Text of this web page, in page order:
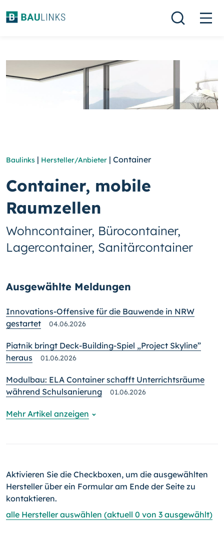
Baulinks | Hersteller/Anbieter | Container
Container, mobile
Raumzellen
Wohncontainer, Bürocontainer,
Lagercontainer, Sanitärcontainer
Ausgewählte Meldungen
Innovations-Offensive für die Bauwende in NRW
gestartet
04.06.2026
Piatnik bringt Deck-Building-Spiel „Project Skyline”
heraus
01.06.2026
Modulbau: ELA Container schafft Unterrichtsräume
während Schulsanierung
01.06.2026
Mehr Artikel anzeigen
Aktivieren Sie die Checkboxen, um die ausgewählten
Hersteller über ein Formular am Ende der Seite zu
kontaktieren.
alle Hersteller auswählen (aktuell 0 von 3 ausgewählt)